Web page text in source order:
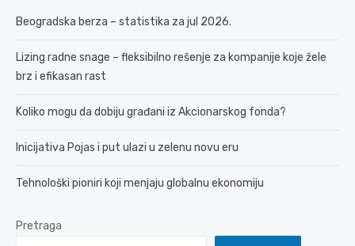
Beogradska berza – statistika za jul 2026.
Lizing radne snage – fleksibilno rešenje za kompanije koje žele
brz i efikasan rast
Koliko mogu da dobiju građani iz Akcionarskog fonda?
Inicijativa Pojas i put ulazi u zelenu novu eru
Tehnološki pioniri koji menjaju globalnu ekonomiju
Pretraga